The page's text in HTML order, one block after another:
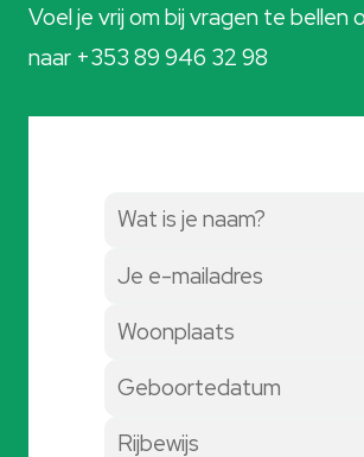
Voel je vrij om bij vragen te bellen
naar +353 89 946 32 98